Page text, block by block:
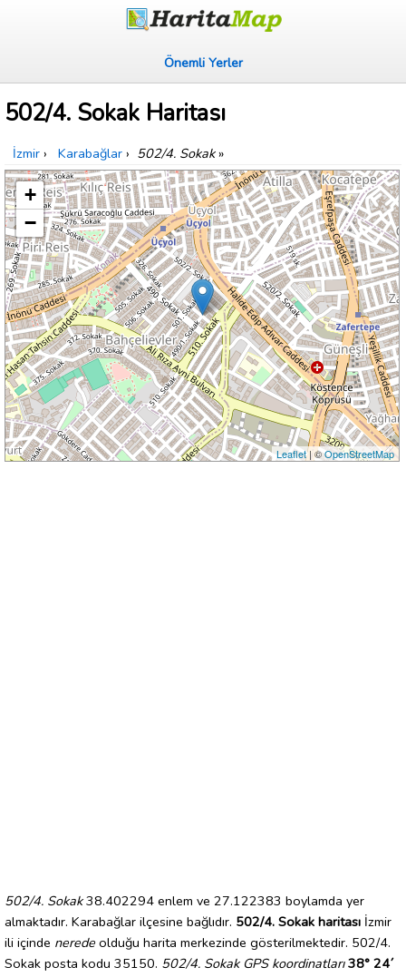
Önemli Yerler
502/4. Sokak Haritası
İzmir › Karabağlar › 502/4. Sokak»
+
−
Leaflet| ©OpenStreetMap
502/4. Sokak38.402294 enlem ve 27.122383 boylamda yer
almaktadır. Karabağlar ilçesine bağlıdır. 502/4. Sokak haritası İzmir
ili içinde nerede olduğu harita merkezinde gösterilmektedir. 502/4.
Sokak posta kodu 35150. 502/4. Sokak GPS koordinatları 38° 24´